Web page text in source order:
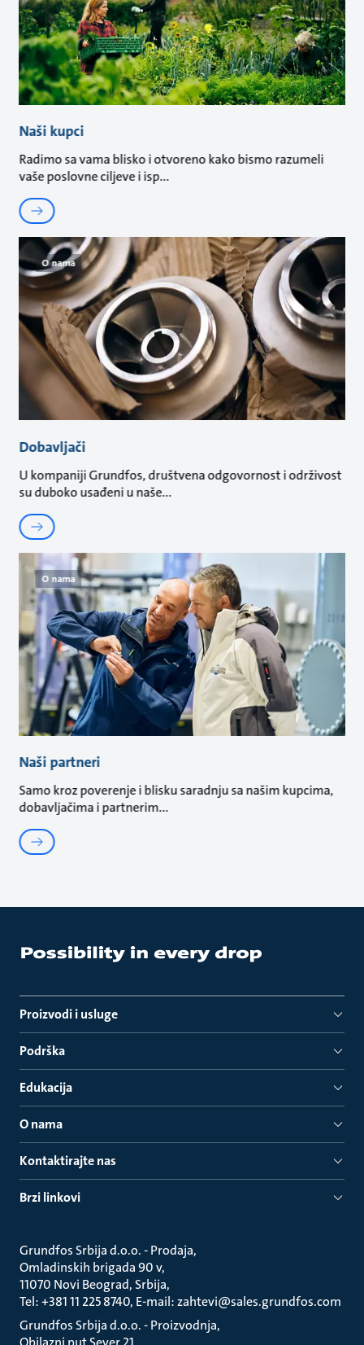
Naši kupci
Radimo sa vama blisko i otvoreno kako bismo razumeli
vaše poslovne ciljeve i isp
O nama
Dobavljači
U kompaniji Grundfos, društvena odgovornost i održivost
su duboko usađeni u naše
O nama
Naši partneri
Samo kroz poverenje i blisku saradnju sa našim kupcima,
dobavljačima i partnerim
Proizvodi i usluge
Podrška
Edukacija
O nama
Kontaktirajte nas
Brzi linkovi
Grundfos Srbija d.o.o. - Prodaja
Omladinskih brigada 90 v
11070 Novi Beograd, Srbija
Tel: +381 11 225 8740, E-mail: zahtevi@sales.grundfos.com
Grundfos Srbija d.o.o. - Proizvodnja